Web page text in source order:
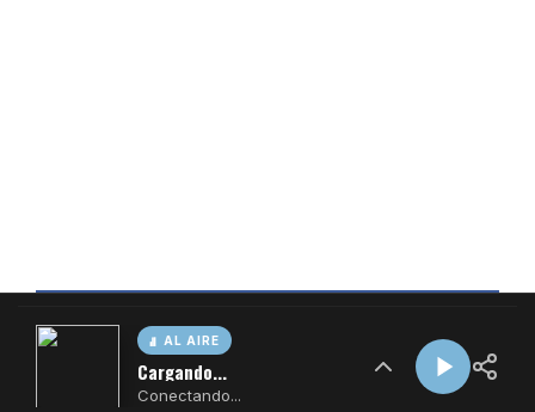
AL AIRE
Cargando...
Conectando...